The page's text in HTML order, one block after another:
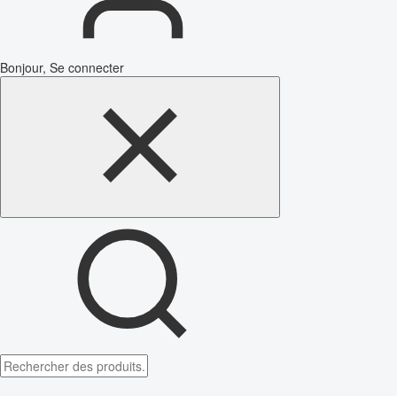
Bonjour, Se connecter